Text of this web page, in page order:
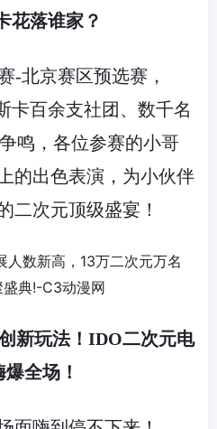
花落谁家？
-北京赛区预选赛，
卡百余支社团、数千名
鸣，各位参赛的小哥
的出色表演，为小伙伴
二次元顶级盛宴！
新玩法！ IDO二次元电
全场！